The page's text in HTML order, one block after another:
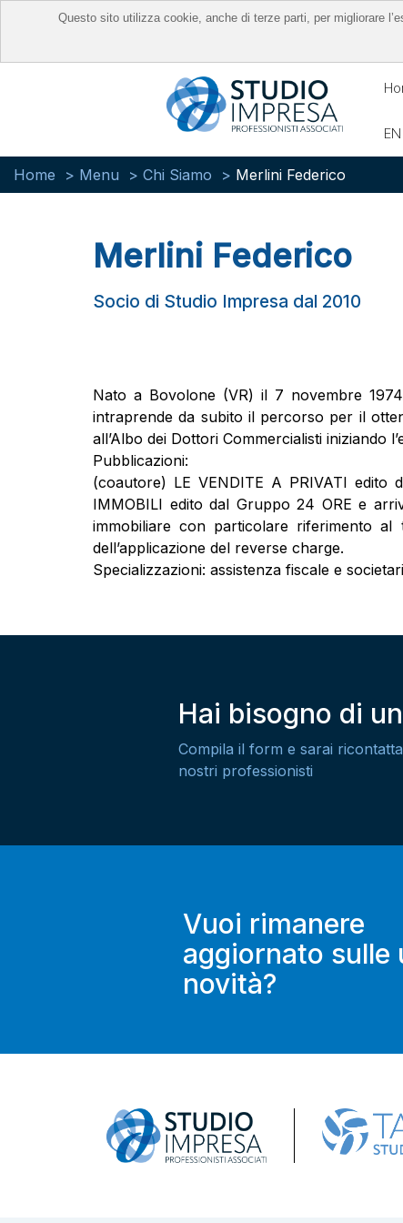
EN
Home Menu Chi Siamo Merlini Federico
Merlini Federico
Socio di Studio Impresa dal 2010
Nato a Bovolone (VR) il 7 novembre
intraprende da subito il percorso per il
all’Albo dei Dottori Commercialisti iniziando
Pubblicazioni:
(coautore) LE VENDITE A PRIVATI edito
IMMOBILI edito dal Gruppo 24 ORE e
immobiliare con particolare riferimento
dell’applicazione del reverse charge.
Specializzazioni: assistenza fiscale e
Hai bisogno di
Compila il form e sarai
nostri professionisti
Vuoi rimanere
aggiornato sulle
novità?
Questo sito utilizza cookie, anche di terze parti, per migliorare